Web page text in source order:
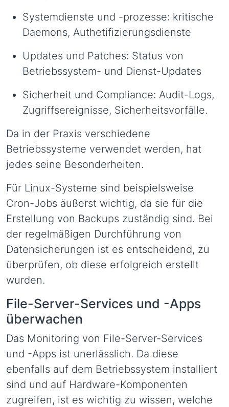
Systemdienste und -prozesse: kritische
Daemons, Authetifizierungsdienste
Updates und Patches: Status von
Betriebssystem- und Dienst-Updates
Sicherheit und Compliance: Audit-Logs,
Zugriffsereignisse, Sicherheitsvorfälle.
Da in der Praxis verschiedene
Betriebssysteme verwendet werden, hat
jedes seine Besonderheiten.
Für Linux-Systeme sind beispielsweise
Cron-Jobs äußerst wichtig, da sie für die
Erstellung von Backups zuständig sind. Bei
der regelmäßigen Durchführung von
Datensicherungen ist es entscheidend, zu
überprüfen, ob diese erfolgreich erstellt
wurden.
File-Server-Services und -Apps
überwachen
Das Monitoring von File-Server-Services
und -Apps ist unerlässlich. Da diese
ebenfalls auf dem Betriebssystem installiert
sind und auf Hardware-Komponenten
zugreifen, ist es wichtig zu wissen, welche